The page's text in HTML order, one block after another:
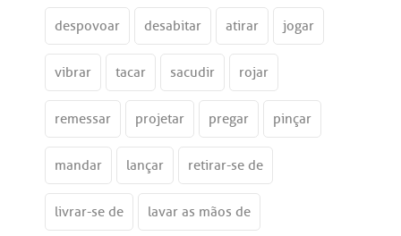
despovoar desabitar atirar jogar
vibrar tacar sacudir rojar
remessar projetar pregar pinçar
mandar lançar retirar-se de
livrar-se de lavar as mãos de